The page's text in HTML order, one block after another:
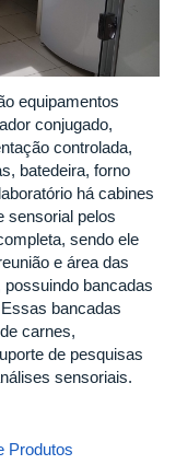
equipamentos
conjugado,
controlada,
batedeira, forno
há cabines
sensorial pelos
sendo ele
e área das
bancadas
bancadas
carnes,
de pesquisas
sensoriais.
Produtos